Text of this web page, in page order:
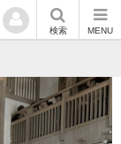
検索 MENU